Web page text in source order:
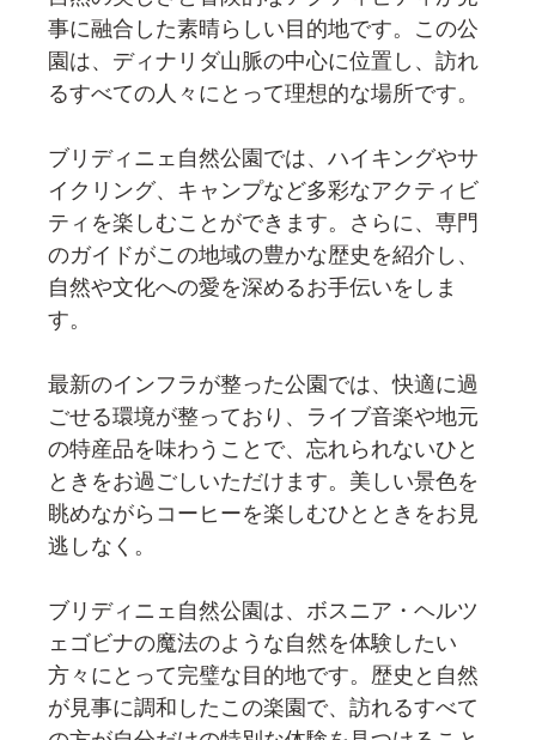
事に融合した素晴らしい目的地です。この公
園は、ディナリダ山脈の中心に位置し、訪れ
るすべての人々にとって理想的な場所です。
ブリディニェ自然公園では、ハイキングやサ
イクリング、キャンプなど多彩なアクティビ
ティを楽しむことができます。さらに、専門
のガイドがこの地域の豊かな歴史を紹介し、
自然や文化への愛を深めるお手伝いをしま
す。
最新のインフラが整った公園では、快適に過
ごせる環境が整っており、ライブ音楽や地元
の特産品を味わうことで、忘れられないひと
ときをお過ごしいただけます。美しい景色を
眺めながらコーヒーを楽しむひとときをお見
逃しなく。
ブリディニェ自然公園は、ボスニア・ヘルツ
ェゴビナの魔法のような自然を体験したい
方々にとって完璧な目的地です。歴史と自然
が見事に調和したこの楽園で、訪れるすべて